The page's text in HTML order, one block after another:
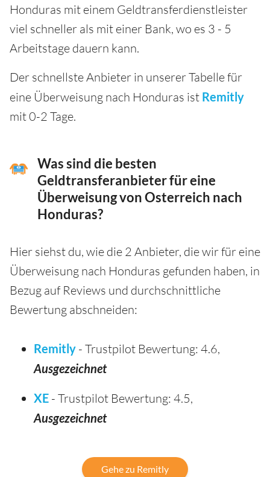
Honduras mit einem Geldtransferdienstleister
viel schneller als mit einer Bank, wo es 3 - 5
Arbeitstage dauern kann.
Der schnellste Anbieter in unserer Tabelle für
eine Überweisung nach Honduras ist Remitly
mit 0-2 Tage.
Was sind die besten
Geldtransferanbieter für eine
Überweisung von Osterreich nach
Honduras?
Hier siehst du, wie die 2 Anbieter, die wir für eine
Überweisung nach Honduras gefunden haben, in
Bezug auf Reviews und durchschnittliche
Bewertung abschneiden:
Remitly - Trustpilot Bewertung: 4.6,
Ausgezeichnet
XE - Trustpilot Bewertung: 4.5,
Ausgezeichnet
Gehe zu Remitly